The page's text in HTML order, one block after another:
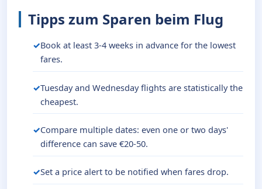
Tipps zum Sparen beim Flug
Book at least 3-4 weeks in advance for the lowest
fares.
Tuesday and Wednesday flights are statistically the
cheapest.
Compare multiple dates: even one or two days'
difference can save €20-50.
Set a price alert to be notified when fares drop.